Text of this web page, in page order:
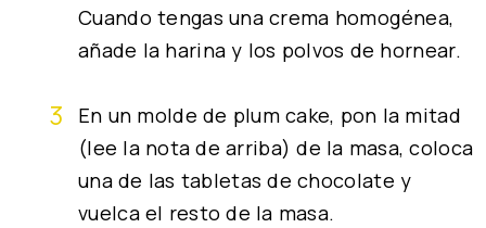
Cuando tengas una crema homogénea,
añade la harina y los polvos de hornear.
En un molde de plum cake, pon la mitad
(lee la nota de arriba) de la masa, coloca
una de las tabletas de chocolate y
vuelca el resto de la masa.